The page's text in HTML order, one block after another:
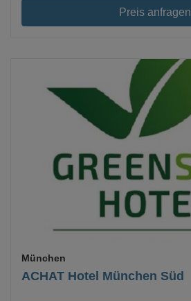
Preis anfragen
ACHAT Hotel München Süd
München